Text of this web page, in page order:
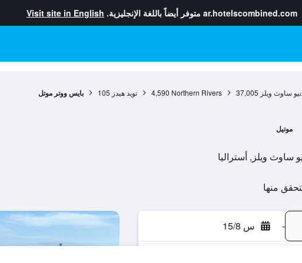
ar.hotelscombined.com متوفر أيضاً باللغة الإنجليزية. Visit site in English
نيو ساوث ويلز 37,005
Northern Rivers
4,590 تويد هيدز 105 بايس ووتر موتل
موتيل
- س 15/8